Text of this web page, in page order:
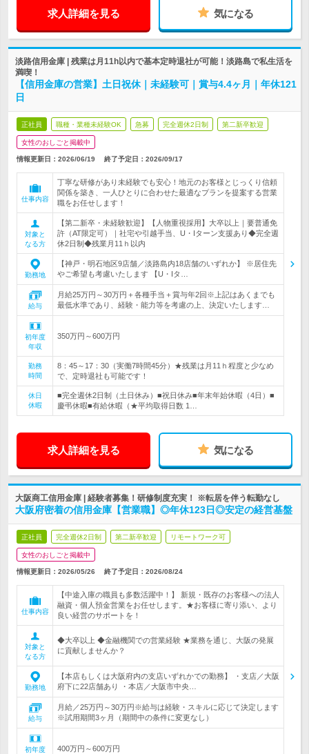
求人詳細を見る 気になる
淡路信用金庫 | 残業は月11h以内で基本定時退社が可能！淡路島で私生活を
満喫！
【信用金庫の営業】土日祝休｜未経験可｜賞与4.4ヶ月｜年休121
日
正社員 職種・業種未経験OK 急募 完全週休2日制 第二新卒歓迎
女性のおしごと掲載中
情報更新日：2026/06/19 終了予定日： 2026/09/17
仕事内容
丁寧な研修があり未経験でも安心！地元のお客様とじっくり信頼
関係を築き、一人ひとりに合わせた最適なプランを提案する営業
職をお任せします！
対象と
なる方
【第二新卒・未経験歓迎】【人物重視採用】大卒以上｜要普通免
許（AT限定可）｜社宅や引越手当、U・Iターン支援あり◆完全週
休2日制◆残業月11ｈ以内
勤務地
【神戸・明石地区9店舗／淡路島内18店舗のいずれか】 ※居住先
やご希望も考慮いたします 【U・Iタ…
給与
月給25万円～30万円＋各種手当＋賞与年2回※上記はあくまでも
最低水準であり、経験・能力等を考慮の上、決定いたします…
初年度
年収
350万円～600万円
勤務
時間
8：45～17：30（実働7時間45分）★残業は月11ｈ程度と少なめ
で、定時退社も可能です！
休日
休暇
■完全週休2日制（土日休み）■祝日休み■年末年始休暇（4日）■
慶弔休暇■有給休暇（★平均取得日数 1…
求人詳細を見る 気になる
大阪商工信用金庫 | 経験者募集！研修制度充実！ ※転居を伴う転勤なし
大阪府密着の信用金庫【営業職】◎年休123日◎安定の経営基盤
正社員 完全週休2日制 第二新卒歓迎 リモートワーク可
女性のおしごと掲載中
情報更新日：2026/05/26 終了予定日： 2026/08/24
仕事内容
【中途入庫の職員も多数活躍中！】 新規・既存のお客様への法人
融資・個人預金営業をお任せします。★お客様に寄り添い、より
良い経営のサポートを！
対象と
なる方
◆大卒以上 ◆金融機関での営業経験 ★業務を通じ、大阪の発展
に貢献しませんか？
勤務地
【本店もしくは大阪府内の支店いずれかでの勤務】 ・支店／大阪
府下に22店舗あり ・本店／大阪市中央…
給与
月給／25万円～30万円※給与は経験・スキルに応じて決定します
※試用期間3ヶ月（期間中の条件に変更なし）
初年度 400万円～600万円